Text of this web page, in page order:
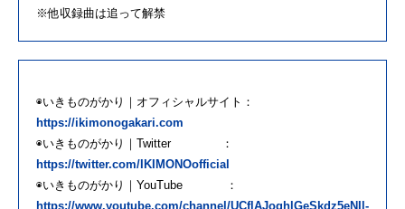
※他収録曲は追って解禁
◉いきものがかり｜オフィシャルサイト：
https://ikimonogakari.com
◉いきものがかり｜Twitter ：
https://twitter.com/IKIMONOofficial
◉いきものがかり｜YouTube ：
https://www.youtube.com/channel/UCflAJoghlGeSkdz5eNIl-